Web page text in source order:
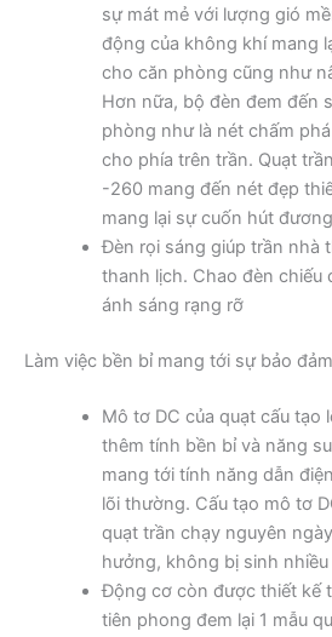
sự mát mẻ với lượng gió
động của không khí mang
cho căn phòng cũng như
Hơn nữa, bộ đèn đem đến
phòng như là nét chấm
cho phía trên trần. Quạt
-260 mang đến nét đẹp
mang lại sự cuốn hút
Đèn rọi sáng giúp trần nhà
thanh lịch. Chao đèn chiếu
ánh sáng rạng rỡ
Làm việc bền bỉ mang tới sự bảo đảm
Mô tơ DC của quạt cấu tạo
thêm tính bền bỉ và năng
mang tới tính năng dẫn
lõi thường. Cấu tạo mô tơ
quạt trần chạy nguyên
hưởng, không bị sinh nhiều
Động cơ còn được thiết kế
tiên phong đem lại 1 mẫu